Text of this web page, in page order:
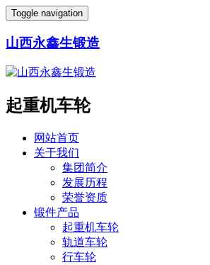
Toggle navigation
山西永鑫生锻造
起重机车轮
网站首页
关于我们
集团简介
发展历程
荣誉资质
锻件产品
起重机车轮
轨道车轮
行车轮